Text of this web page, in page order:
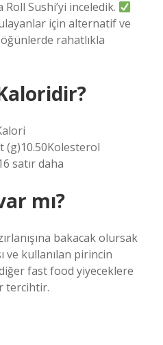
Sushi’yi inceledik.
için alternatif ve
rahatlıkla
(g)10.50Kolesterol
satır daha
mı?
bakacak olursak
ve kullanılan pirincin
fast food yiyeceklere
tercihtir.